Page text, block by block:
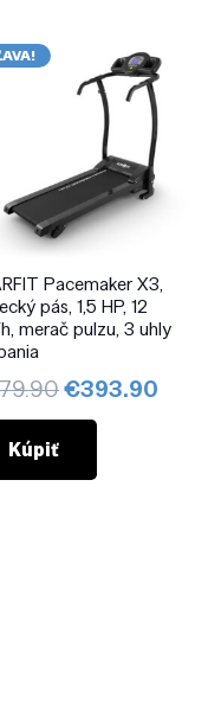
Pacemaker X3,
pás, 1,5 HP, 12
merač pulzu, 3 uhly
Pôvodná
cena
€479.90.
€393.90
Kúpiť